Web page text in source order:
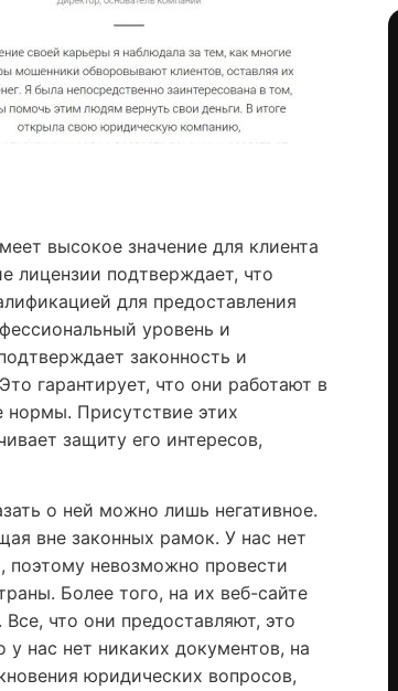
высокое значение для клиента
лицензии подтверждает, что
для предоставления
уровень и
законность и
гарантирует, что они работают в
Присутствие этих
защиту его интересов,
о ней можно лишь негативное.
вне законных рамок. У нас нет
невозможно провести
Более того, на их веб-сайте
что они предоставляют, это
нас нет никаких документов, на
юридических вопросов,